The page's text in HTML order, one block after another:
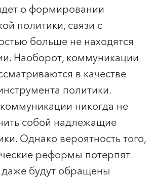
о формировании
политики, связи с
больше не находятся
Наоборот, коммуникации
в качестве
политики.
никогда не
собой надлежащие
Однако вероятность того,
реформы потерпят
будут обращены